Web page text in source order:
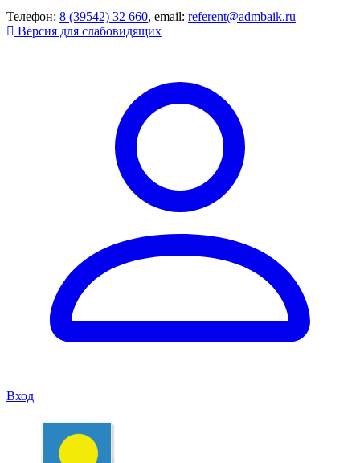
Телефон: 8 (39542) 32 660, email: referent@admbaik.ru
Версия для слабовидящих
Вход